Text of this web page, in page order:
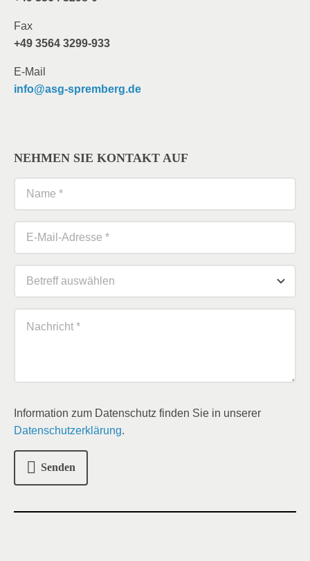
Fax
+49 3564 3299-933
E-Mail
info@asg-spremberg.de
NEHMEN SIE KONTAKT AUF
Information zum Datenschutz finden Sie in unserer
Datenschutzerklärung.
Senden